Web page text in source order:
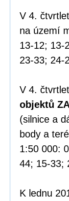
V 4.
na území
13-12; 13-
23-33; 24-
V 4.
objektů
(silnice a
body a
1:50 000:
44; 15-33;
K lednu